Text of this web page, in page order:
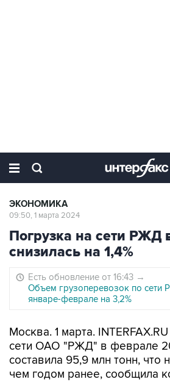
ЭКОНОМИКА
09:50, 1 марта 2024
Погрузка на сети РЖД
снизилась на 1,4%
Есть обновление от 16:43 →
Объем грузоперевозок по сети
январе-феврале на 3,2%
Москва. 1 марта.
сети ОАО "РЖД" в феврале
составила 95,9 млн тонн, что
чем годом ранее, сообщила